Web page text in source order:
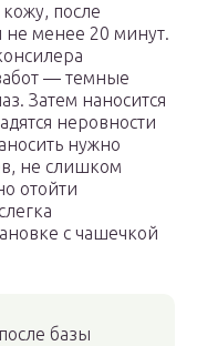
после
менее 20 минут.
— темные
Затем наносится
неровности
нужно
не слишком
отойти
с чашечкой
базы